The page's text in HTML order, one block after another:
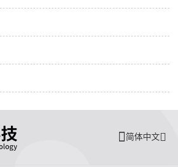
简体中文